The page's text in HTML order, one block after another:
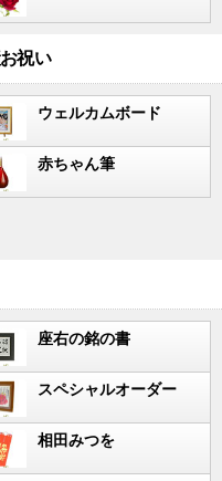
祝い
ウェルカムボード
赤ちゃん筆
座右の銘の書
スペシャルオーダー
相田みつを